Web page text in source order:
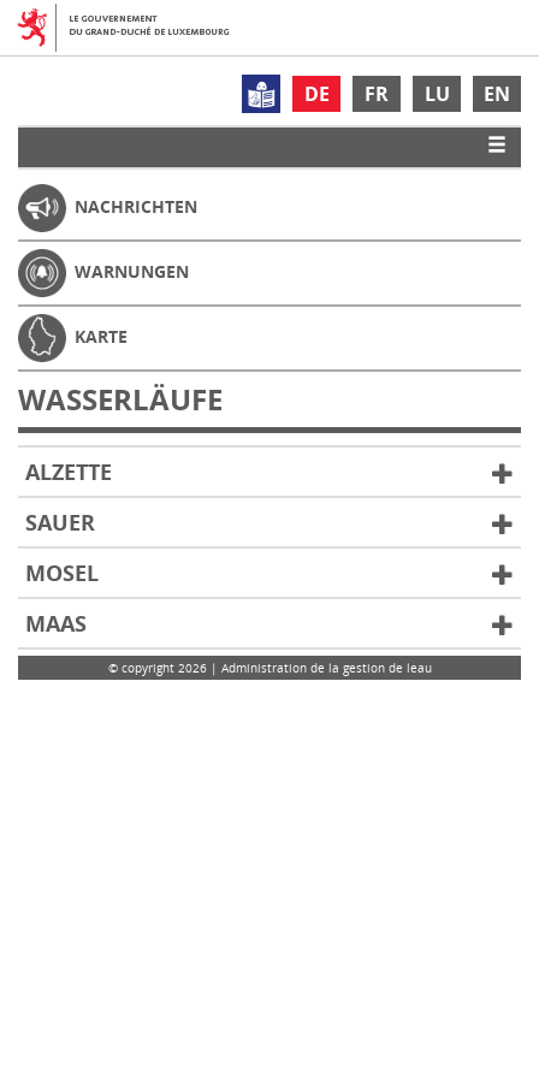
DE FR LU EN
NACHRICHTEN
WARNUNGEN
KARTE
WASSERLÄUFE
ALZETTE
SAUER
MOSEL
MAAS
© copyright 2026 | Administration de la gestion de leau